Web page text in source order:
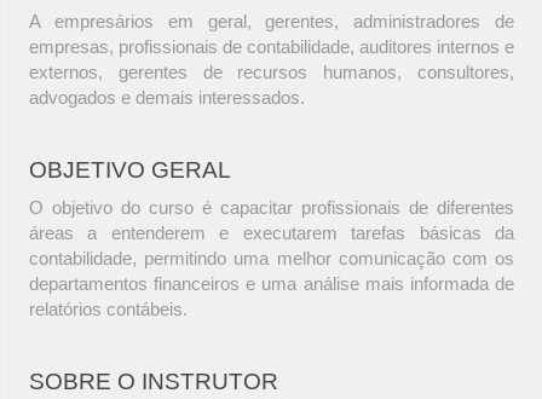
A empresários em geral, gerentes, administradores de
empresas, profissionais de contabilidade, auditores internos e
externos, gerentes de recursos humanos, consultores,
advogados e demais interessados.
OBJETIVO GERAL
O objetivo do curso é capacitar profissionais de diferentes
áreas a entenderem e executarem tarefas básicas da
contabilidade, permitindo uma melhor comunicação com os
departamentos financeiros e uma análise mais informada de
relatórios contábeis.
SOBRE O INSTRUTOR